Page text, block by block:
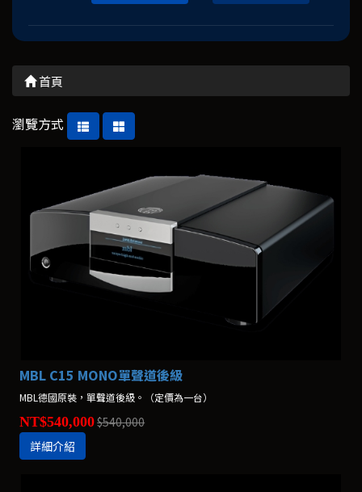
首頁
瀏覽方式
MBL C15 MONO單聲道後級
MBL德國原裝，單聲道後級。（定價為一台）
NT$540,000$540,000
詳細介紹